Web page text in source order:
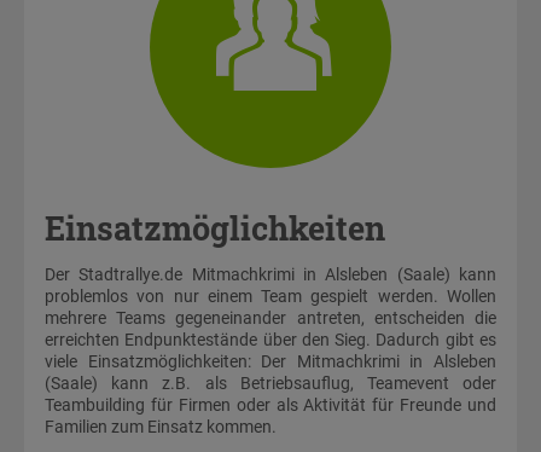
Einsatzmöglichkeiten
Der Stadtrallye.de Mitmachkrimi in Alsleben (Saale) kann
problemlos von nur einem Team gespielt werden. Wollen
mehrere Teams gegeneinander antreten, entscheiden die
erreichten Endpunktestände über den Sieg. Dadurch gibt es
viele Einsatzmöglichkeiten: Der Mitmachkrimi in Alsleben
(Saale) kann z.B. als Betriebsauflug, Teamevent oder
Teambuilding für Firmen oder als Aktivität für Freunde und
Familien zum Einsatz kommen.